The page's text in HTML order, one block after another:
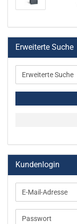
Erweiterte Suche
Suche
Kundenlogin
E-
Mail-
Adresse
Passwort